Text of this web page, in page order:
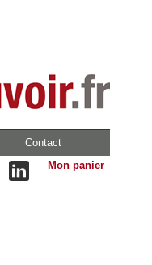
Contact
Mon panier